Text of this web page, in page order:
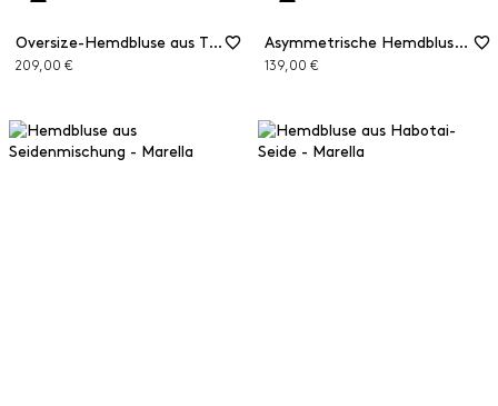
Oversize-Hemdbluse aus Twill
209,00 €
Asymmetrische Hemdbluse aus Popeline
139,00 €